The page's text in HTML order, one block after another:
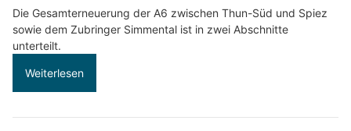
Die Gesamterneuerung der A6 zwischen Thun-Süd und Spiez
sowie dem Zubringer Simmental ist in zwei Abschnitte
unterteilt.
Weiterlesen